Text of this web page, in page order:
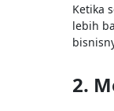
Ketika
lebih
2.